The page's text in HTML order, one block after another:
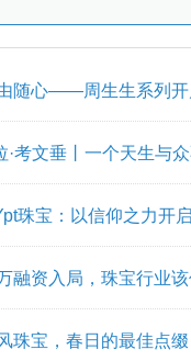
随心——周生生系列开
·考文垂丨一个天生与
珠宝：以信仰之力开
融资入局，珠宝行业该
珠宝，春日的最佳点缀